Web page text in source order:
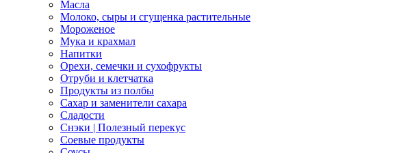
Масла
Молоко, сыры и сгущенка растительные
Мороженое
Мука и крахмал
Напитки
Орехи, семечки и сухофрукты
Отруби и клетчатка
Продукты из полбы
Сахар и заменители сахара
Сладости
Снэки | Полезный перекус
Соевые продукты